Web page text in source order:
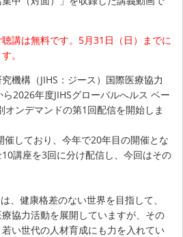
講は無料です。5月31日（日）までに
。
機構（JIHS：ジース）国際医療協力
2026年度JIHSグローバルへルス ベー
オンデマンドの第1回配信を開始しま
催しており、今年で20年目の開催とな
講座を3回に分け配信し、今回はその
、健康格差のない世界を目指して、
協力活動を展開していますが、その
い世代の人材育成にも力を入れてい